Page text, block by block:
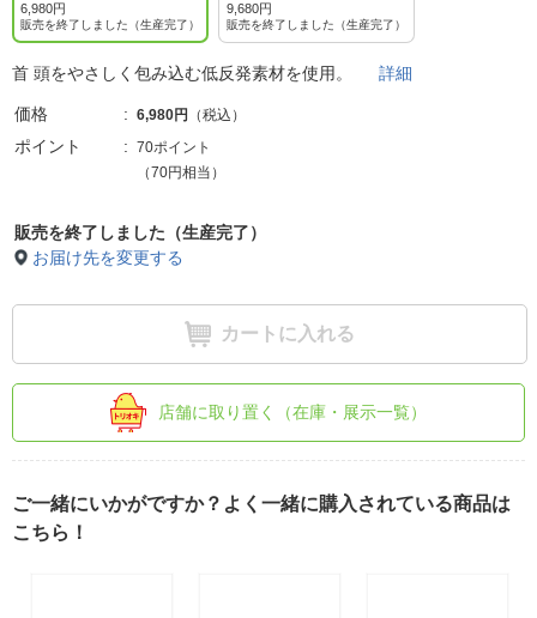
6,980円
販売を終了しました（生産完了）
9,680円
販売を終了しました（生産完了）
首 頭をやさしく包み込む低反発素材を使用。 詳細
価格 6,980円 （税込）
ポイント
70ポイント
（70円相当）
販売を終了しました（生産完了）
お届け先を変更する
カートに入れる
店舗に取り置く（在庫・展示一覧）
ご一緒にいかがですか？よく一緒に購入されている商品は
こちら！